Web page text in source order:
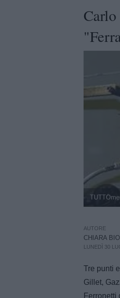
AUTORE
CHIARA
LUNEDÌ 30
Tre punti
Gillet,
Ferronetti